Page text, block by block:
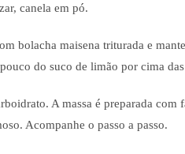
canela em pó.
bolacha maisena triturada e
do suco de limão por cima
A massa é preparada com
Acompanhe o passo a passo.